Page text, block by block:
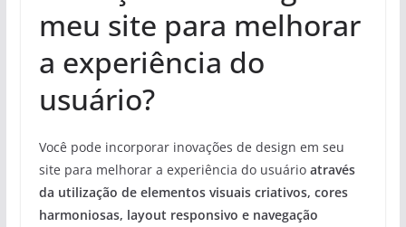
meu site para melhorar
a experiência do
usuário?
Você pode incorporar inovações de design em seu
site para melhorar a experiência do usuário através
da utilização de elementos visuais criativos, cores
harmoniosas, layout responsivo e navegação